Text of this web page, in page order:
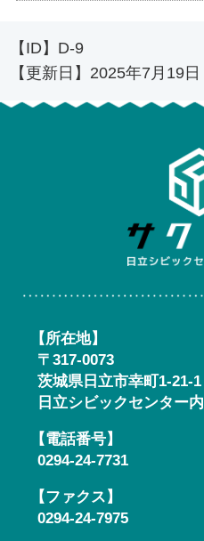
【ID】 D-9
【更新日】 2025年7月19日
【所在地】
〒317-0073
茨城県日立市幸町1-21-1
日立シビックセンター内
【電話番号】
0294-24-7731
【ファクス】
0294-24-7975